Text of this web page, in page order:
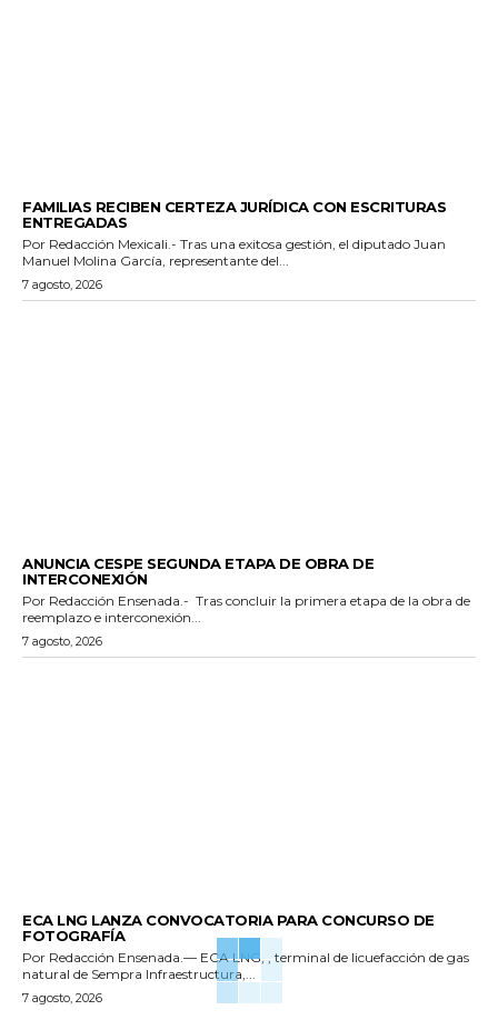
FAMILIAS RECIBEN CERTEZA JURÍDICA CON ESCRITURAS
ENTREGADAS
Por Redacción Mexicali.- Tras una exitosa gestión, el diputado Juan
Manuel Molina García, representante del...
7 agosto, 2026
ANUNCIA CESPE SEGUNDA ETAPA DE OBRA DE
INTERCONEXIÓN
Por Redacción Ensenada.- Tras concluir la primera etapa de la obra de
reemplazo e interconexión...
7 agosto, 2026
ECA LNG LANZA CONVOCATORIA PARA CONCURSO DE
FOTOGRAFÍA
Por Redacción Ensenada.— ECA LNG, , terminal de licuefacción de gas
natural de Sempra Infraestructura,...
7 agosto, 2026